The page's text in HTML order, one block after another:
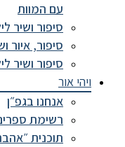
עם המוות
סיפור ושיר
סיפור, איור
סיפור ושיר
ויהי אור
אנחנו בגפ״ן
רשימת
תוכנית